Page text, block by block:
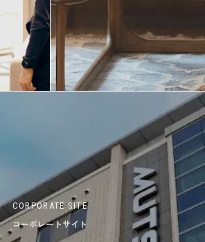
CORPORATE SITE
コーポレートサイト